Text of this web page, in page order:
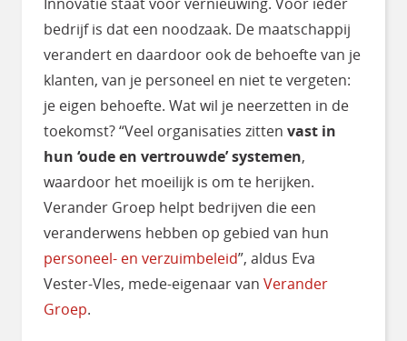
bedrijf is dat een noodzaak. De maatschappij
verandert en daardoor ook de behoefte van je
klanten, van je personeel en niet te vergeten:
je eigen behoefte. Wat wil je neerzetten in de
toekomst? “Veel organisaties zitten vast in
hun ‘oude en vertrouwde’ systemen,
waardoor het moeilijk is om te herijken.
Verander Groep helpt bedrijven die een
veranderwens hebben op gebied van hun
personeel- en verzuimbeleid”, aldus Eva
Vester-Vles, mede-eigenaar van Verander
Groep.